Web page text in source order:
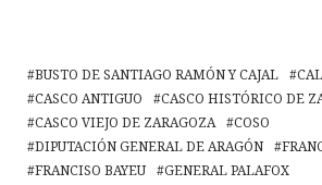
BUSTO DE SANTIAGO RAMÓN Y CAJAL
CASCO ANTIGUO
CASCO HISTÓRICO DE
CASCO VIEJO DE ZARAGOZA
COSO
DIPUTACIÓN GENERAL DE ARAGÓN
FRANCISO BAYEU
GENERAL PALAFOX